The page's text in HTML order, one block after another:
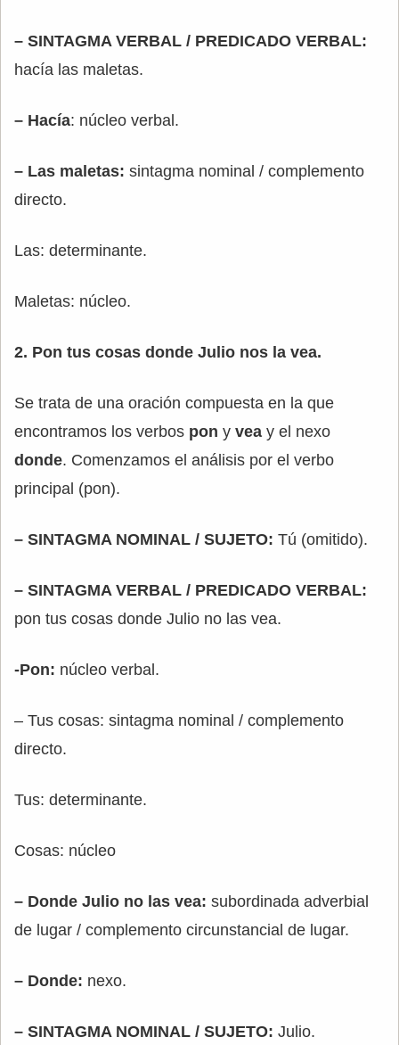
– SINTAGMA VERBAL / PREDICADO VERBAL:
hacía las maletas.
– Hacía: núcleo verbal.
– Las maletas: sintagma nominal / complemento
directo.
Las: determinante.
Maletas: núcleo.
2. Pon tus cosas donde Julio nos la vea.
Se trata de una oración compuesta en la que
encontramos los verbos pon y vea y el nexo
donde. Comenzamos el análisis por el verbo
principal (pon).
– SINTAGMA NOMINAL / SUJETO: Tú (omitido).
– SINTAGMA VERBAL / PREDICADO VERBAL:
pon tus cosas donde Julio no las vea.
-Pon: núcleo verbal.
– Tus cosas: sintagma nominal / complemento
directo.
Tus: determinante.
Cosas: núcleo
– Donde Julio no las vea: subordinada adverbial
de lugar / complemento circunstancial de lugar.
– Donde: nexo.
– SINTAGMA NOMINAL / SUJETO: Julio.